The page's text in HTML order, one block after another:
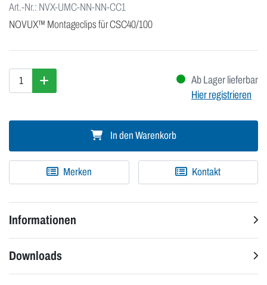
Art.-Nr.: NVX-UMC-NN-NN-CC1
NOVUX™ Montageclips für CSC40/100
Ab Lager lieferbar
Hier registrieren
In den Warenkorb
Merken Kontakt
Informationen
Downloads